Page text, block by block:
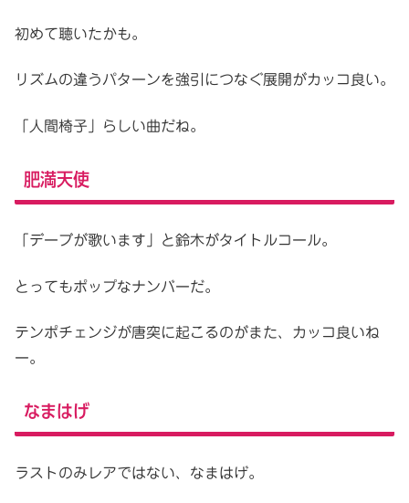
初めて聴いたかも。
リズムの違うパターンを強引につなぐ展開がカッコ良い。
「人間椅子」らしい曲だね。
肥満天使
「デーブが歌います」と鈴木がタイトルコール。
とってもポップなナンバーだ。
テンポチェンジが唐突に起こるのがまた、カッコ良いね
ー。
なまはげ
ラストのみレアではない、なまはげ。